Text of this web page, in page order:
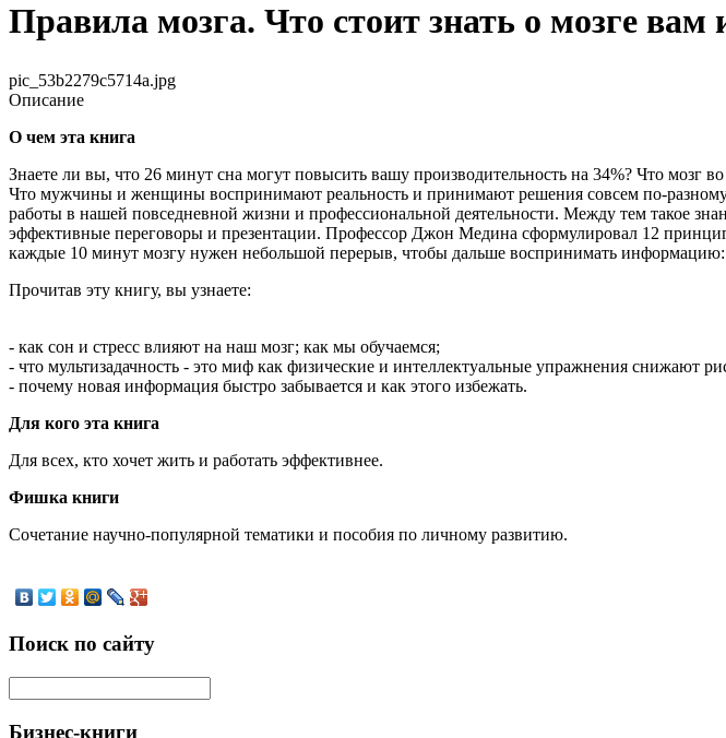
Правила мозга. Что стоит знать о мозге
pic_53b2279c5714a.jpg
Описание
О чем эта книга
Знаете ли вы, что 26 минут сна могут повысить вашу производительность на 34%? Что мозг
Что мужчины и женщины воспринимают реальность и принимают решения совсем по-
работы в нашей повседневной жизни и профессиональной деятельности. Между тем такое
эффективные переговоры и презентации. Профессор Джон Медина сформулировал 12
каждые 10 минут мозгу нужен небольшой перерыв, чтобы дальше воспринимать
Прочитав эту книгу, вы узнаете:
- как сон и стресс влияют на наш мозг; как мы обучаемся;
- что мультизадачность - это миф как физические и интеллектуальные упражнения снижают
- почему новая информация быстро забывается и как этого избежать.
Для кого эта книга
Для всех, кто хочет жить и работать эффективнее.
Фишка книги
Сочетание научно-популярной тематики и пособия по личному развитию.
Поиск по сайту
Бизнес-книги